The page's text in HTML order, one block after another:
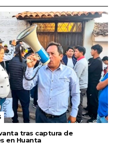
tras captura de
en Huanta